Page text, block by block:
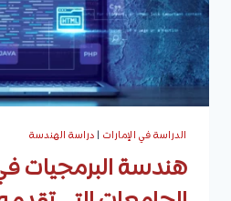
الدراسة في الإمارات | دراسة الهندسة
هندسة البرمجيات في